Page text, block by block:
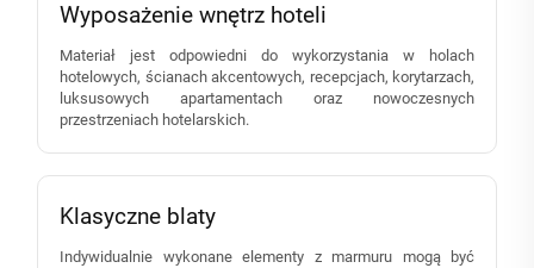
Wyposażenie wnętrz hoteli
Materiał jest odpowiedni do wykorzystania w holach
hotelowych, ścianach akcentowych, recepcjach, korytarzach,
luksusowych apartamentach oraz nowoczesnych
przestrzeniach hotelarskich.
Klasyczne blaty
Indywidualnie wykonane elementy z marmuru mogą być